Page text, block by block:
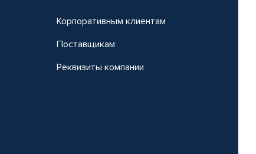
Корпоративным клиентам
Поставщикам
Реквизиты компании